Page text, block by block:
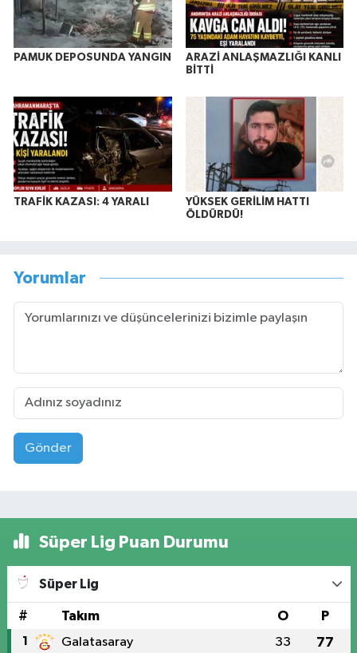
PAMUK DEPOSUNDA YANGIN
ARAZİ ANLAŞMAZLIĞI KANLI
BİTTİ
TRAFİK KAZASI: 4 YARALI
YÜKSEK GERİLİM HATTI
ÖLDÜRDÜ!
Yorumlar
Gönder
Süper Lig Puan Durumu
Süper Lig
# Takım O P
1 Galatasaray 33 77